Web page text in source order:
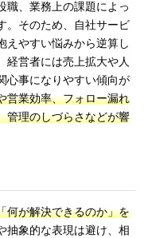
職、業務上の課題によっ
。そのため、自社サービ
えやすい悩みから逆算し
経営者には売上拡大や人
心事になりやすい傾向が
営業効率、フォロー漏れ
管理のしづらさなどが響
何が解決できるのか」を
抽象的な表現は避け、相